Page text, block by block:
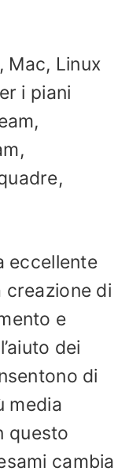
Mac, Linux
i piani
eccellente
di
e
dei
di
media
questo
cambia